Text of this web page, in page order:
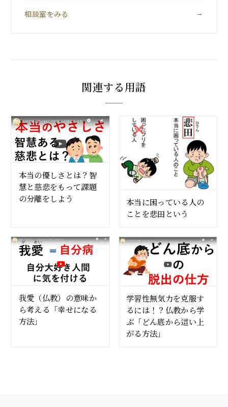
相談室をみる →
関連する用語
本当の優しさとは？智
慧と慈悲をもって課題
の分離をしよう
本当に困っている人の
ことを悲田という
我愛（仏教）の意味か
ら考える「幸せになる
方法」
学習性無気力を克服す
るには！？仏教から学
ぶ「どん底から這い上
がる方法」